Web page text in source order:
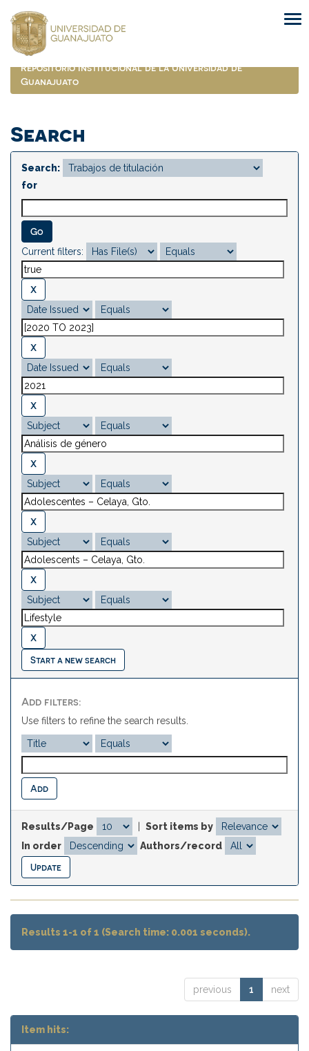
navigation
Repositorio Institucional de la Universidad de
Guanajuato
Search
Search:
for
Current filters:
Start a new search
Add filters:
Use filters to refine the search results.
Results/Page
Sort items by
In order
Authors/record
Results 1-1 of 1 (Search time: 0.001 seconds).
previous 1 next
Item hits: